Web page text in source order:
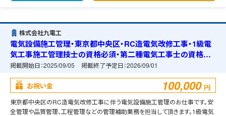
株式会社九電工
電気設備施工管理・東京都中央区・RC造電気改修工事・1級電
気工事施工管理技士の資格必須・第二種電気工事士の資格必
須・宿舎の準備可能
掲載開始日：2025/09/05 掲載終了予定日：2026/09/01
お祝い金 100,000 円
東京都中央区のRC造電気改修工事に伴う電気設備施工管理のお仕事です。安
全管理や品質管理、工程管理などの管理補助業務を担当して頂きます。1級電気